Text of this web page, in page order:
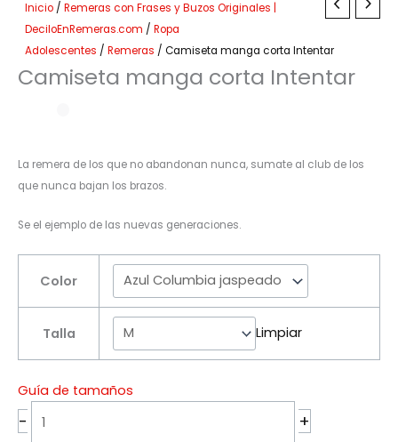
Inicio / Remeras con Frases y Buzos Originales |
DeciloEnRemeras.com / Ropa
Adolescentes / Remeras / Camiseta manga corta Intentar
Camiseta manga corta Intentar
La remera de los que no abandonan nunca, sumate al club de los
que nunca bajan los brazos.
Se el ejemplo de las nuevas generaciones.
Color
Talla Limpiar
Guía de tamaños
-
manga
+